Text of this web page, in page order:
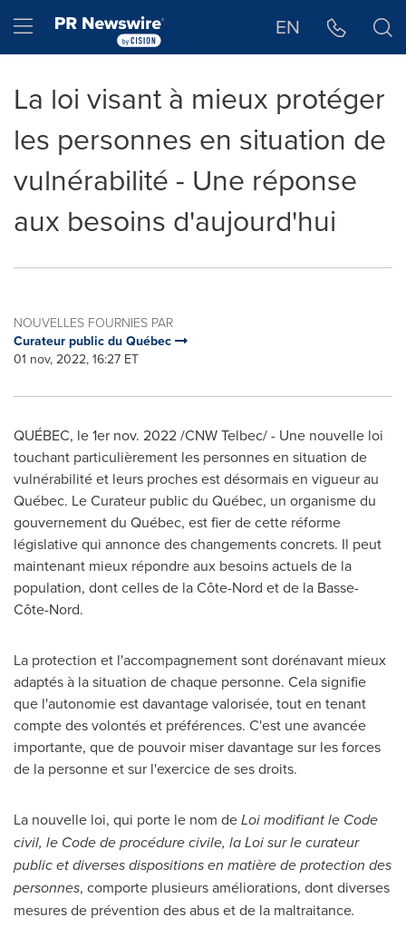
Hamburger menu EN
La loi visant à mieux protéger
les personnes en situation de
vulnérabilité - Une réponse
aux besoins d'aujourd'hui
NOUVELLES FOURNIES PAR
Curateur public du Québec
01 nov, 2022, 16:27 ET
QUÉBEC, le 1er nov. 2022/CNW Telbec/ - Une nouvelle loi
touchant particulièrement les personnes en situation de
vulnérabilité et leurs proches est désormais en vigueur au
Québec. Le Curateur public du Québec, un organisme du
gouvernement du Québec, est fier de cette réforme
législative qui annonce des changements concrets. Il peut
maintenant mieux répondre aux besoins actuels de la
population, dont celles de la Côte-Nord et de la Basse-
Côte-Nord.
La protection et l'accompagnement sont dorénavant mieux
adaptés à la situation de chaque personne. Cela signifie
que l'autonomie est davantage valorisée, tout en tenant
compte des volontés et préférences. C'est une avancée
importante, que de pouvoir miser davantage sur les forces
de la personne et sur l'exercice de ses droits.
La nouvelle loi, qui porte le nom deLoi modifiant le Code
civil, le Code de procédure civile, la Loi sur le curateur
public et diverses dispositions en matière de protection des
personnes, comporte plusieurs améliorations, dont diverses
mesures de prévention des abus et de la maltraitance.